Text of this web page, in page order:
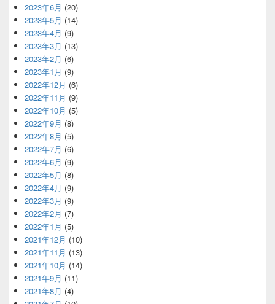
2023年6月 (20)
2023年5月 (14)
2023年4月 (9)
2023年3月 (13)
2023年2月 (6)
2023年1月 (9)
2022年12月 (6)
2022年11月 (9)
2022年10月 (5)
2022年9月 (8)
2022年8月 (5)
2022年7月 (6)
2022年6月 (9)
2022年5月 (8)
2022年4月 (9)
2022年3月 (9)
2022年2月 (7)
2022年1月 (5)
2021年12月 (10)
2021年11月 (13)
2021年10月 (14)
2021年9月 (11)
2021年8月 (4)